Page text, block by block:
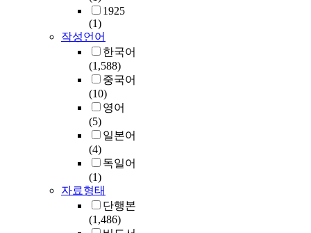
1925
(1)
작성언어
한국어
(1,588)
중국어
(10)
영어
(5)
일본어
(4)
독일어
(1)
자료형태
단행본
(1,486)